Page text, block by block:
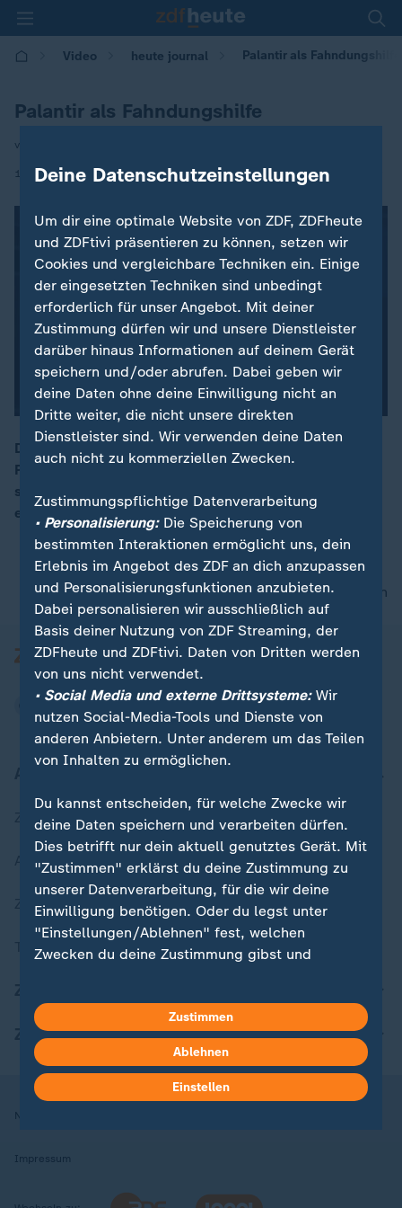
Video heute journal Palantir als Fahndungshilfe
Palantir als Fahndungshilfe
von Moritz Neuss
16.01.2026 | 22:00
Die US-amerikanische Analyseplattform bündelt
Polizeidaten, um Ermittlungen zu erleichtern. Zugleich
steht sie im Fokus von Datenschutzdebatten. Gibt es
eine deutsche Alternative?
nach oben
Zuletzt veröffentlicht
Aktuelle Sendungs-Videos
ZDFheute Stories
Themen im Überblick
ZDFheute Apps
Nutzungsbedingungen
Impressum
Deine Datenschutzeinstellungen
Um dir eine optimale Website von ZDF, ZDFheute
und ZDFtivi präsentieren zu können, setzen wir
Cookies und vergleichbare Techniken ein. Einige
der eingesetzten Techniken sind unbedingt
erforderlich für unser Angebot. Mit deiner
Zustimmung dürfen wir und unsere Dienstleister
darüber hinaus Informationen auf deinem Gerät
speichern und/oder abrufen. Dabei geben wir
deine Daten ohne deine Einwilligung nicht an
Dritte weiter, die nicht unsere direkten
Dienstleister sind. Wir verwenden deine Daten
auch nicht zu kommerziellen Zwecken.
Zustimmungspflichtige Datenverarbeitung
• Personalisierung:Die Speicherung von
bestimmten Interaktionen ermöglicht uns, dein
Erlebnis im Angebot des ZDF an dich anzupassen
und Personalisierungsfunktionen anzubieten.
Dabei personalisieren wir ausschließlich auf
Basis deiner Nutzung von ZDF Streaming, der
ZDFheute und ZDFtivi. Daten von Dritten werden
von uns nicht verwendet.
• Social Media und externe Drittsysteme:Wir
nutzen Social-Media-Tools und Dienste von
anderen Anbietern. Unter anderem um das Teilen
von Inhalten zu ermöglichen.
Du kannst entscheiden, für welche Zwecke wir
deine Daten speichern und verarbeiten dürfen.
Dies betrifft nur dein aktuell genutztes Gerät. Mit
"Zustimmen" erklärst du deine Zustimmung zu
unserer Datenverarbeitung, für die wir deine
Einwilligung benötigen. Oder du legst unter
"Einstellungen/Ablehnen" fest, welchen
Zwecken du deine Zustimmung gibst und
in deinen Einstellungen widerrufen oder ändern.
Hier findest du das Impressum.
Weitere Informationen findest du in unserer
Datenschutzerklärung.
Zustimmen
Ablehnen
Einstellen